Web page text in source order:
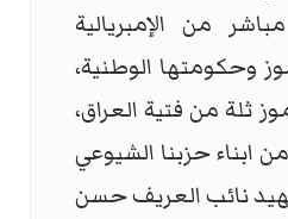
من الإمبريالية
ثورة 14 تموز وحكومتها الوطنية،
تحركت في 3 تموز ثلة من فتية العراق،
حزبنا الشيوعي
نائب العريف حسن